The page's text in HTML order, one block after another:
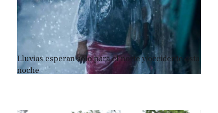
Lluvias esperan sólo para el norte y occidente esta
noche